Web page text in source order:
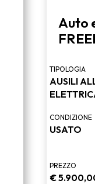
Auto
TIPOLOGIA
AUSILI
CONDIZIONE
USATO
PREZZO
€